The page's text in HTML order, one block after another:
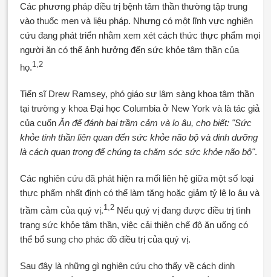
Các phương pháp điều trị bệnh tâm thần thường tập trung
vào thuốc men và liệu pháp. Nhưng có một lĩnh vực nghiên
cứu đang phát triển nhằm xem xét cách thức thực phẩm mọi
người ăn có thể ảnh hưởng đến sức khỏe tâm thần của
họ.1,2
Tiến sĩ Drew Ramsey, phó giáo sư lâm sàng khoa tâm thần
tại trường y khoa Đại học Columbia ở New York và là tác giả
của cuốn Ăn để đánh bại trầm cảm và lo âu, cho biết: "Sức
khỏe tinh thần liên quan đến sức khỏe não bộ và dinh dưỡng
là cách quan trọng để chúng ta chăm sóc sức khỏe não bộ".
Các nghiên cứu đã phát hiện ra mối liên hệ giữa một số loại
thực phẩm nhất định có thể làm tăng hoặc giảm tỷ lệ lo âu và
trầm cảm của quý vị.1,2 Nếu quý vị đang được điều trị tình
trạng sức khỏe tâm thần, việc cải thiện chế độ ăn uống có
thể bổ sung cho phác đồ điều trị của quý vị.
Sau đây là những gì nghiên cứu cho thấy về cách dinh